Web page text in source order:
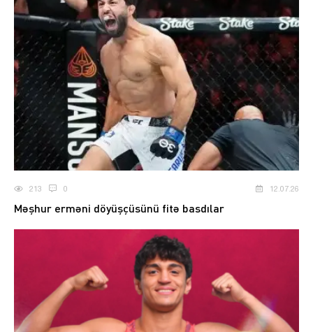
213 0 12.07.26
Məşhur erməni döyüşçüsünü fitə basdılar